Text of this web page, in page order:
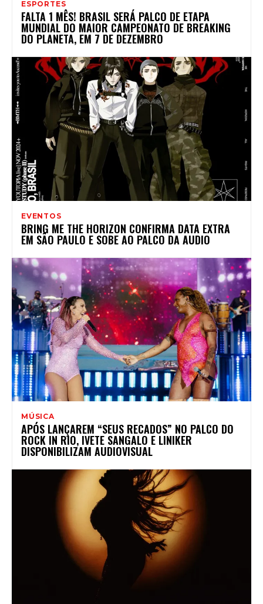
ESPORTES
FALTA 1 MÊS! BRASIL SERÁ PALCO DE ETAPA
MUNDIAL DO MAIOR CAMPEONATO DE BREAKING
DO PLANETA, EM 7 DE DEZEMBRO
EVENTOS
BRING ME THE HORIZON CONFIRMA DATA EXTRA
EM SÃO PAULO E SOBE AO PALCO DA AUDIO
MÚSICA
APÓS LANÇAREM “SEUS RECADOS” NO PALCO DO
ROCK IN RIO, IVETE SANGALO E LINIKER
DISPONIBILIZAM AUDIOVISUAL